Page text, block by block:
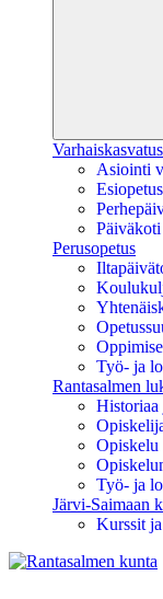
Asiointi
Esiopetus
Päiväkoti
Perusopetus
Työ- ja
Rantasalmen
Historiaa
Opiskelu
Työ- ja
Järvi-Saimaan
Kurssit